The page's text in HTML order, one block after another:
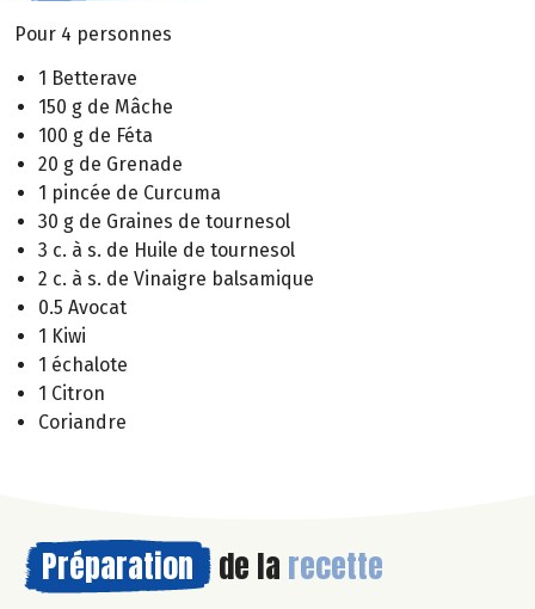
Pour 4 personnes
1 Betterave
150 g de Mâche
100 g de Féta
20 g de Grenade
1 pincée de Curcuma
30 g de Graines de tournesol
3 c. à s. de Huile de tournesol
2 c. à s. de Vinaigre balsamique
0.5 Avocat
1 Kiwi
1 échalote
1 Citron
Coriandre
Préparation de la recette